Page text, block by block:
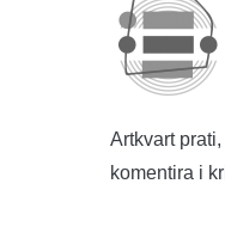
Artkvart
komentira i